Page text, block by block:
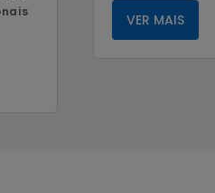
VER MAIS